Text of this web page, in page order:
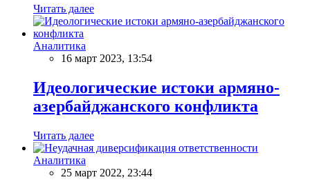
Читать далее
Аналитика
16 март 2023, 13:54
Идеологические истоки армяно-
азербайджанского конфликта
Читать далее
Аналитика
25 март 2022, 23:44